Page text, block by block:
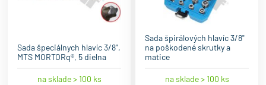
Sada špeciálnych hlavíc 3/8",
MTS MORTORq®, 5 dielna
na sklade > 100 ks
Sada špirálových hlavíc 3/8"
na poškodené skrutky a
matice
na sklade > 100 ks